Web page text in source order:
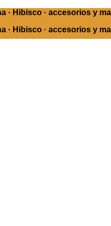
· Hibisco · accesorios y
· Hibisco · accesorios y